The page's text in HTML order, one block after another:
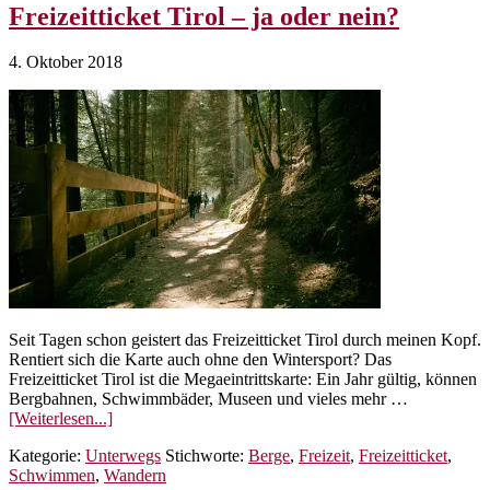
Freizeitticket Tirol – ja oder nein?
4. Oktober 2018
Seit Tagen schon geistert das Freizeitticket Tirol durch meinen Kopf.
Rentiert sich die Karte auch ohne den Wintersport? Das
Freizeitticket Tirol ist die Megaeintrittskarte: Ein Jahr gültig, können
Bergbahnen, Schwimmbäder, Museen und vieles mehr …
[Weiterlesen...]ÜberFreizeitticket
–
ja
Kategorie: Unterwegs Stichworte: Berge, Freizeit, Freizeitticket,
Schwimmen, Wandern